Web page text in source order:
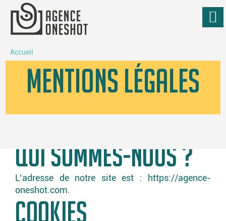
Accueil
MENTIONS LÉGALES
QUI SOMMES-NOUS ?
L’adresse de notre site est : https://agence-
oneshot.com.
COOKIES